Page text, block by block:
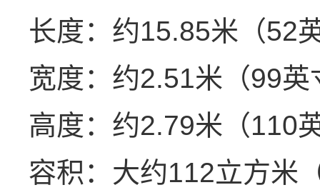
长度：约15.85米（52
宽度：约2.51米（99英
高度：约2.79米（110
容积：大约112立方米